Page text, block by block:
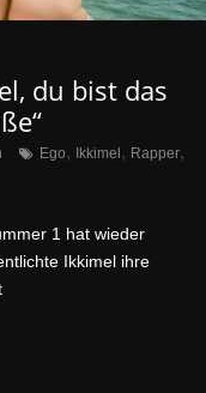
du bist das
Ego, Ikkimel, Rapper,
1 hat wieder
Ikkimel ihre